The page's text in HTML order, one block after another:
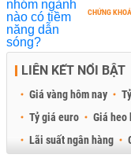
CHỨNG
LIÊN KẾT NỔI BẬT
Giá vàng hôm nay
Tỷ giá euro
Giá heo
Lãi suất ngân hàng